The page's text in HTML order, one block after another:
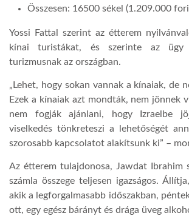
GLOBOBOOK
Összesen: 16500 sékel (1.209.000
Yossi Fattal szerint az étterem
kínai turistákat, és szerinte az
turizmusnak az országban.
„Lehet, hogy sokan vannak a kínaiak, de
Ezek a kínaiak azt mondták, nem jönnek
nem fogják ajánlani, hogy Izraelbe
viselkedés tönkreteszi a lehetőségét
szorosabb kapcsolatot alakítsunk ki” –
Az étterem tulajdonosa, Jawdat Ibrahim
számla összege teljesen igazságos.
akik a legforgalmasabb időszakban,
ott, egy egész bárányt és drága üveg